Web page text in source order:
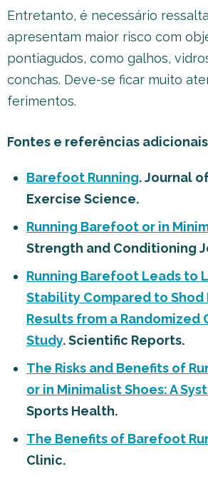
Entretanto, é necessário
apresentam maior risco com
pontiagudos, como galhos,
conchas. Deve-se ficar muito
ferimentos.
Fontes e referências adicionais
Barefoot Running. Journal
Exercise Science.
Running Barefoot or in
Strength and Conditioning
Running Barefoot Leads to
Stability Compared to Shod
Results from a
Study. Scientific Reports.
The Risks and Benefits of
or in Minimalist Shoes: A
Sports Health.
The Benefits of Barefoot
Clinic.